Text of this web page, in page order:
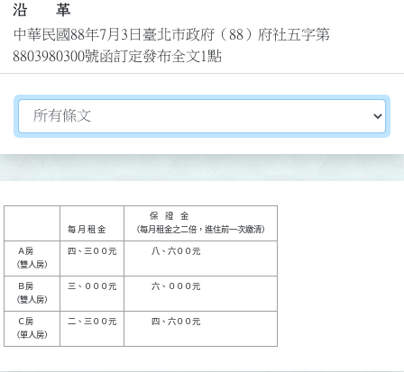
沿 革
中華民國88年7月3日臺北市政府（88）府社五字第
8803980300號函訂定發布全文1點
切換選擇法規資訊內容
四、三００元
三、０００元
二、三００元